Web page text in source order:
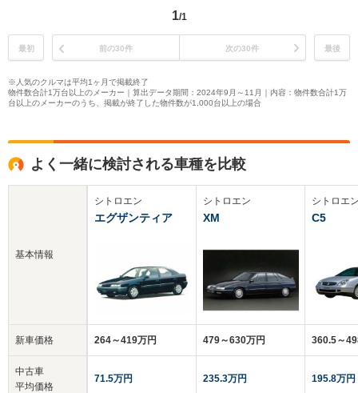
1/1
最初 前の30件 次の30件 最後
※人気のクルマは平均1ヶ月で掲載終了
物件数合計1万台以上のメーカー｜算出データ期間：2024年9月～11月｜内容：物件数合計1万
台以上のメーカーのうち、掲載が終了した物件数が1,000台以上の場合
よく一緒に検討される車種を比較
基本情報
新車価格
中古車
平均価格
シトロエン
エグザンティア
264～419万円
71.5万円
シトロエン
XM
479～630万円
235.3万円
シトロエ
C5
360.5～
195.8万円